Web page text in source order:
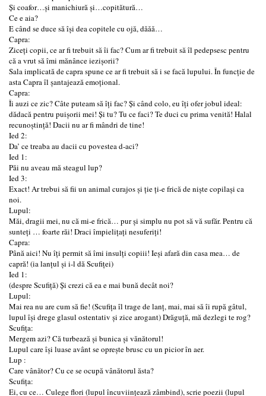
Și coafor…și manichiură și…copitătură…
Ce e aia?
E când se duce să își dea copitele cu ojă, dǎǎǎ…
Capra:
Ziceți copii, ce ar fi trebuit să îi fac? Cum ar fi trebuit să îl pedepsesc pentru
că a vrut să îmi mănânce iezișorii?
Sala implicată de capra spune ce ar fi trebuit să i se facă lupului. În funcție de
asta Capra îl șantajează emoțional.
Capra:
Îi auzi ce zic? Câte puteam să îți fac? Și când colo, eu îți ofer jobul ideal:
dădacă pentru puișorii mei! Și tu? Tu ce faci? Te duci cu prima venită! Halal
recunoștință! Dacii nu ar fi mândri de tine!
Ied 2:
Da’ ce treaba au dacii cu povestea d-aci?
Ied 1:
Păi nu aveau mă steagul lup?
Ied 3:
Exact! Ar trebui să fii un animal curajos și ție ți-e frică de niște copilași ca
noi.
Lupul:
Măi, dragii mei, nu că mi-e frică… pur și simplu nu pot să vă sufăr. Pentru că
sunteți … foarte răi! Draci împielițați nesuferiți!
Capra:
Până aici! Nu îți permit să îmi insulți copiii! Ieși afară din casa mea… de
capră! (ia lanțul și i-l dă Scufiței)
Ied 1:
(despre Scufiță) Și crezi că ea e mai bună decât noi?
Lupul:
Mai rea nu are cum să fie! (Scufița îl trage de lanț, mai, mai să îi rupă gâtul,
lupul își drege glasul ostentativ și zice arogant) Drăguță, mă dezlegi te rog?
Scufița:
Mergem azi? Că turbează și bunica și vănătorul!
Lupul care își luase avânt se oprește brusc cu un picior în aer.
Lup :
Care vânător? Cu ce se ocupă vânătorul ăsta?
Scufița:
Ei, cu ce… Culege flori (lupul încuviințează zâmbind), scrie poezii (lupul